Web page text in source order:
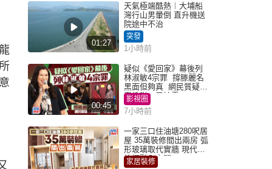
01:27
天氣極端酷熱︱大埔船
灣行山男暈倒 直升機送
院途中不治
突發
1小時前
00:45
疑似《愛回家》幕後列
林淑敏4宗罪 撐滕麗名
黑面但夠真 網民質疑：
真係咁一早被雪
影視圈
7小時前
一家三口住油塘280呎居
屋 35萬裝修間出兩房 弧
形玻璃取代實牆 現代神
枱櫃融入玄關
家居裝修